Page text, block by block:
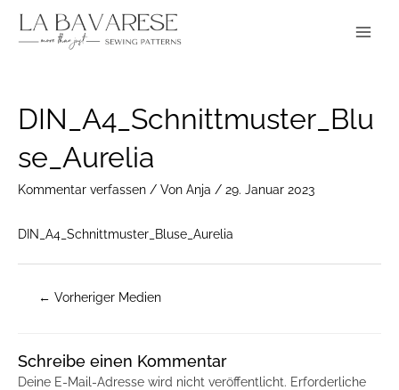
Inhalt
DIN_A4_Schnittmuster_Blu
se_Aurelia
Kommentar verfassen / Von Anja / 29. Januar 2023
DIN_A4_Schnittmuster_Bluse_Aurelia
navigation
← Vorheriger Medien
Schreibe einen Kommentar
Deine E-Mail-Adresse wird nicht veröffentlicht. Erforderliche